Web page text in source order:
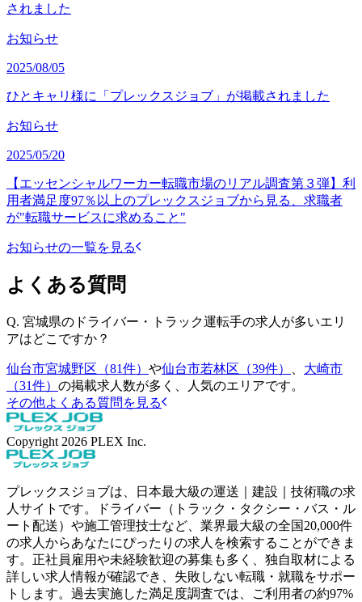
されました
お知らせ
2025/08/05
ひとキャリ様に「プレックスジョブ」が掲載されました
お知らせ
2025/05/20
【エッセンシャルワーカー転職市場のリアル調査第３弾】利
用者満足度97％以上のプレックスジョブから見る、求職者
が"転職サービスに求めること"
お知らせの一覧を見る
よくある質問
Q. 宮城県のドライバー・トラック運転手の求人が多いエリ
アはどこですか？
仙台市宮城野区（81件） や仙台市若林区（39件）
大崎市
（31件） の掲載求人数が多く、人気のエリアです。
その他よくある質問を見る
Copyright 2026 PLEX Inc.
プレックスジョブは、日本最大級の運送｜建設｜技術職の求
人サイトです。ドライバー（トラック・タクシー・バス・ル
ート配送）や施工管理技士など、業界最大級の全国20,000件
の求人からあなたにぴったりの求人を検索することができま
す。正社員雇用や未経験歓迎の募集も多く、独自取材による
詳しい求人情報が確認でき、失敗しない転職・就職をサポー
トします。過去実施した満足度調査では、ご利用者の約97%